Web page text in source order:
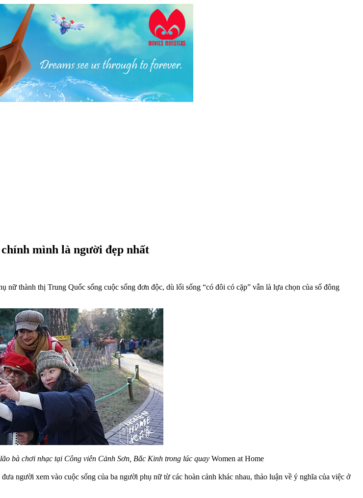
mình là người đẹp nhất
thành thị Trung Quốc sống cuộc sống đơn độc, dù lối sống “có đôi có cặp” vẫn là lựa chọn của số đông
bà chơi nhạc tại Công viên Cảnh Sơn, Bắc Kinh trong lúc quay Women at Home
người xem vào cuộc sống của ba người phụ nữ từ các hoàn cảnh khác nhau, thảo luận về ý nghĩa của việc ở